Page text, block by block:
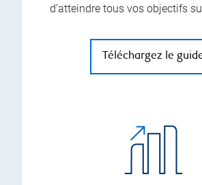
d’atteindre tous vos objectifs
Téléchargez le